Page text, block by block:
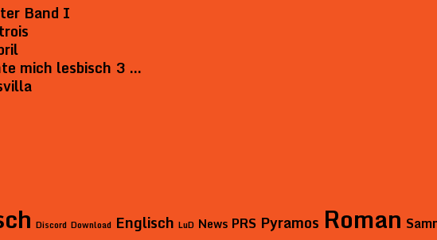
Band I
mich lesbisch 3 …
Discord Download Englisch LuD News PRS Pyramos Roman